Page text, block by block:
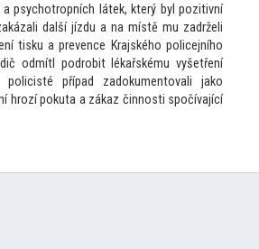
psychotropních látek, který byl pozitivní
další jízdu a na místě mu zadrželi
tisku a prevence Krajského policejního
odmítl podrobit lékařskému vyšetření
případ zadokumentovali jako
hrozí pokuta a zákaz činnosti spočívající